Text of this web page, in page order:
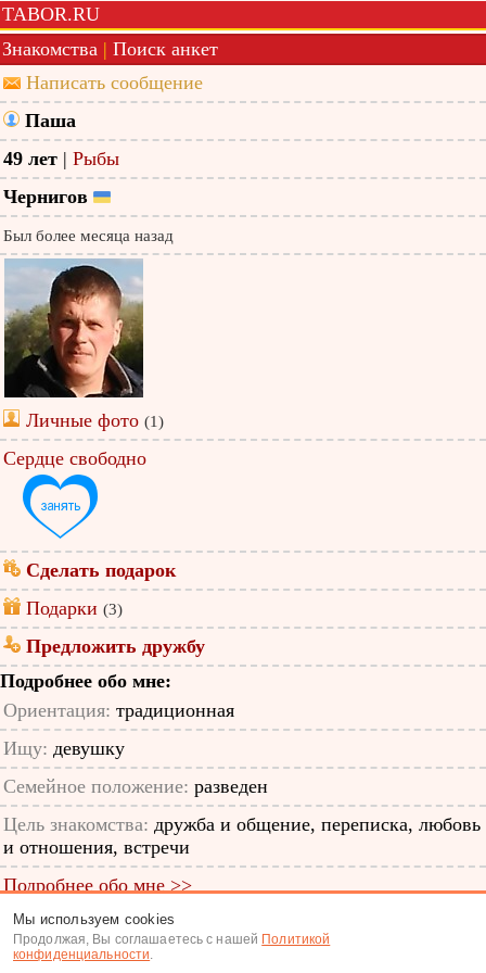
TABOR.RU
Знакомства | Поиск анкет
Написать сообщение
Паша
49 лет | Рыбы
Чернигов
Был более месяца назад
Личные фото (1)
Сердце свободно
Сделать подарок
Подарки (3)
Предложить дружбу
Подробнее обо мне:
Ориентация: традиционная
Ищу: девушку
Семейное положение: разведен
Цель знакомства: дружба и общение, переписка, любовь
и отношения, встречи
Подробнее обо мне >>
ID анкеты: 12419886
Знакомства|Поиск анкет
Мы используем cookies
Продолжая, Вы соглашаетесь с нашей Политикой
конфиденциальности.